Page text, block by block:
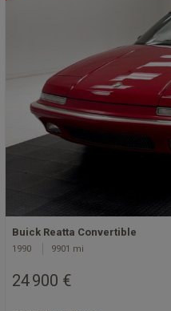
Buick Reatta Convertible
1990 9901 mi
24 900 €